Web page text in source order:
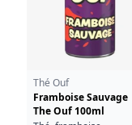
Thé Ouf
Framboise Sauvage
The Ouf 100ml